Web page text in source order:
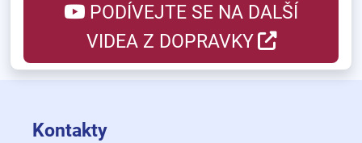
PODÍVEJTE SE NA DALŠÍ
VIDEA Z DOPRAVKY
Kontakty